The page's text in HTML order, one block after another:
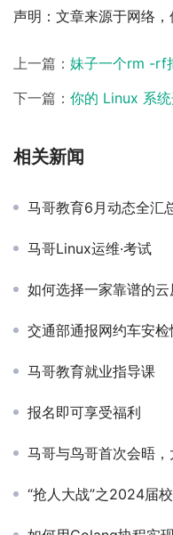
声明：文章来源于网络，
上一篇： 妹子一个rm -rf把公司服
下一篇： 你的 Linux 系统开机时
相关新闻
马哥教育6月动态全汇总
马哥Linux运维·考试
如何选择一家靠谱的云
交通部通报网约车安检情况：滴滴
马哥教育就业指导课
报名即可享受福利
马哥与鸟哥首次会晤
“抢人大战”之2024届